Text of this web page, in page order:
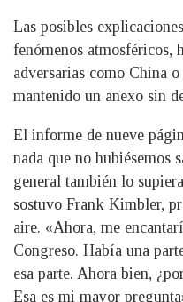
Las posibles
fenómenos atmosféricos,
adversarias como China
mantenido un anexo sin
El informe de nueve
nada que no hubiésemos
general también lo
sostuvo Frank Kimbler,
aire. «Ahora, me
Congreso. Había una
esa parte. Ahora bien,
Esa es mi mayor